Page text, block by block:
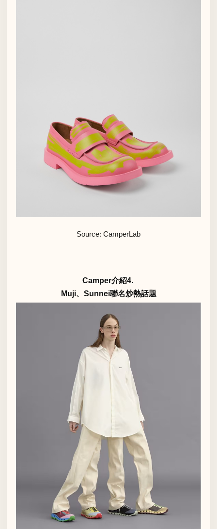
Source: CamperLab
Camper介紹4.
Muji、Sunnei聯名炒熱話題